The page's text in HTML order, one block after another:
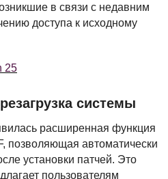
в связи с недавним
доступа к исходному
25
системы
расширенная функция
, позволяющая автоматически
установки патчей. Это
пользователям